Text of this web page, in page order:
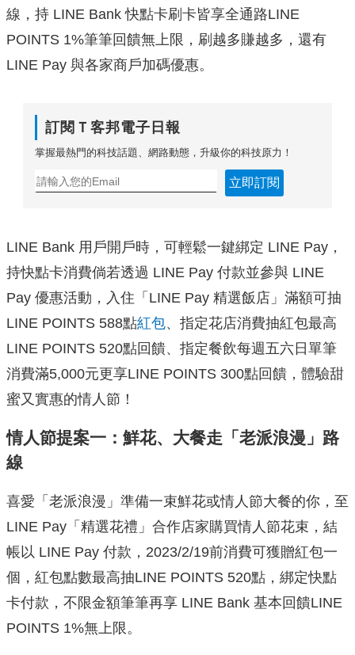
線，持 LINE Bank 快點卡刷卡皆享全通路LINE
POINTS 1%筆筆回饋無上限，刷越多賺越多，還有
LINE Pay 與各家商戶加碼優惠。
訂閱Ｔ客邦電子日報
掌握最熱門的科技話題、網路動態，升級你的科技原力！
立即訂閱
LINE Bank 用戶開戶時，可輕鬆一鍵綁定 LINE Pay，
持快點卡消費倘若透過 LINE Pay 付款並參與 LINE
Pay 優惠活動，入住「LINE Pay 精選飯店」滿額可抽
LINE POINTS 588點紅包、指定花店消費抽紅包最高
LINE POINTS 520點回饋、指定餐飲每週五六日單筆
消費滿5,000元更享LINE POINTS 300點回饋，體驗甜
蜜又實惠的情人節！
情人節提案一：鮮花、大餐走「老派浪漫」路
線
喜愛「老派浪漫」準備一束鮮花或情人節大餐的你，至
LINE Pay「精選花禮」合作店家購買情人節花束，結
帳以 LINE Pay 付款，2023/2/19前消費可獲贈紅包一
個， 紅包點數最高抽LINE POINTS 520點，綁定快點
卡付款，不限金額筆筆再享 LINE Bank 基本回饋LINE
POINTS 1%無上限。